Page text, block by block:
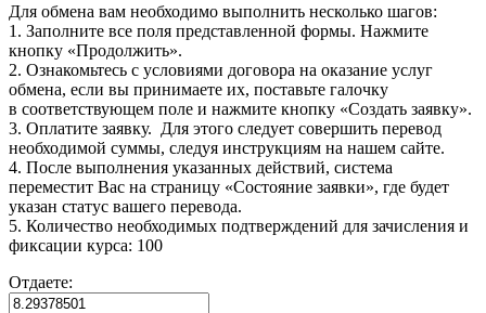
Для обмена вам необходимо выполнить несколько шагов:
1. Заполните все поля представленной формы. Нажмите
кнопку «Продолжить».
2. Ознакомьтесь с условиями договора на оказание услуг
обмена, если вы принимаете их, поставьте галочку
в соответствующем поле и нажмите кнопку «Создать заявку».
3. Оплатите заявку. Для этого следует совершить перевод
необходимой суммы, следуя инструкциям на нашем сайте.
4. После выполнения указанных действий, система
переместит Вас на страницу «Состояние заявки», где будет
указан статус вашего перевода.
5. Количество необходимых подтверждений для зачисления и
фиксации курса: 100
Отдаете: